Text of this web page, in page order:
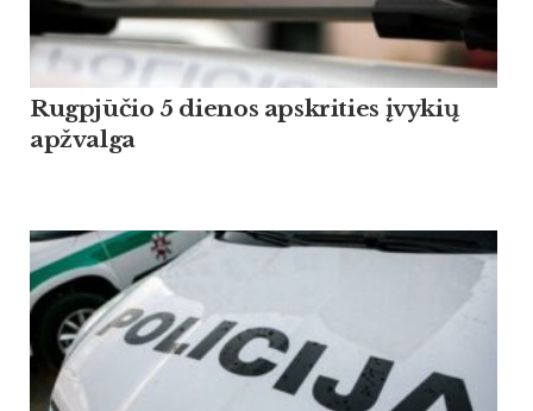
Rugpjūčio 5 dienos apskrities įvykių
apžvalga